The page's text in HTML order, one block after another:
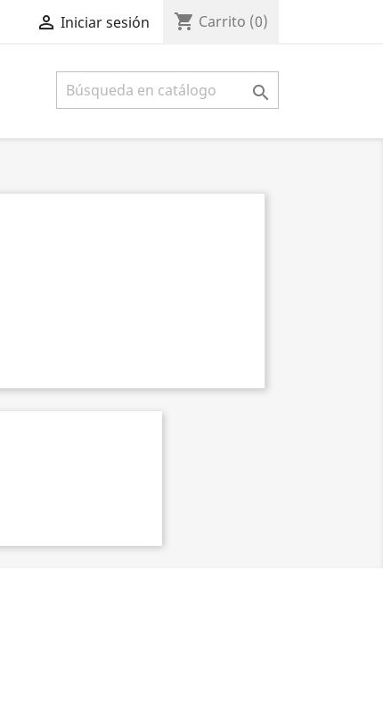
 Iniciar sesión shopping_cart Carrito (0)
